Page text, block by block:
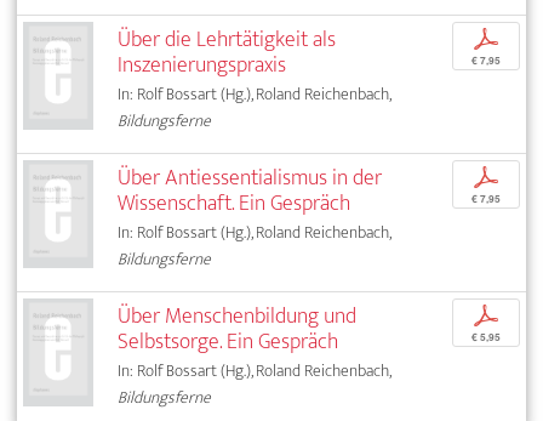
Über die Lehrtätigkeit als
Inszenierungspraxis
In: Rolf Bossart (Hg.), Roland Reichenbach,
Bildungsferne
p
€ 7,95
Über Antiessentialismus in der
Wissenschaft. Ein Gespräch
In: Rolf Bossart (Hg.), Roland Reichenbach,
Bildungsferne
p
€ 7,95
Über Menschenbildung und
Selbstsorge. Ein Gespräch
In: Rolf Bossart (Hg.), Roland Reichenbach,
Bildungsferne
p
€ 5,95